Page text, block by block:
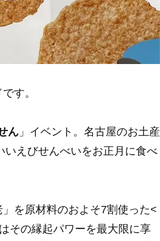
す。
ん 」イベント。名古屋のお土産
いえびせんべいをお正月に食べ
を原材料のおよそ7割使った<
その縁起パワーを最大限に享